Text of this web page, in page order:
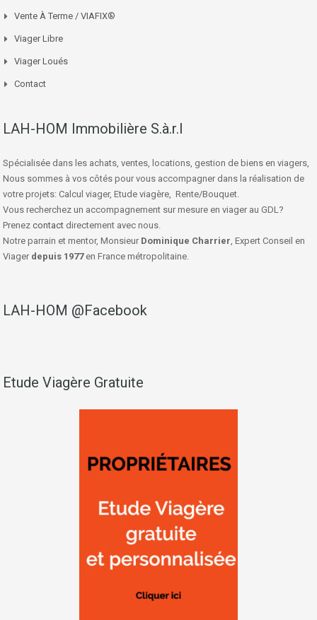
Vente À Terme / VIAFIX®
Viager Libre
Viager Loués
Contact
LAH-HOM Immobilière S.à.r.l
Spécialisée dans les achats, ventes, locations, gestion de biens en viagers,
Nous sommes à vos côtés pour vous accompagner dans la réalisation de
votre projets: Calcul viager, Etude viagère, Rente/Bouquet.
Vous recherchez un accompagnement sur mesure en viager au GDL?
Prenez contact directement avec nous.
Notre parrain et mentor, Monsieur Dominique Charrier , Expert Conseil en
Viager depuis 1977 en France métropolitaine.
LAH-HOM @Facebook
Etude Viagère Gratuite